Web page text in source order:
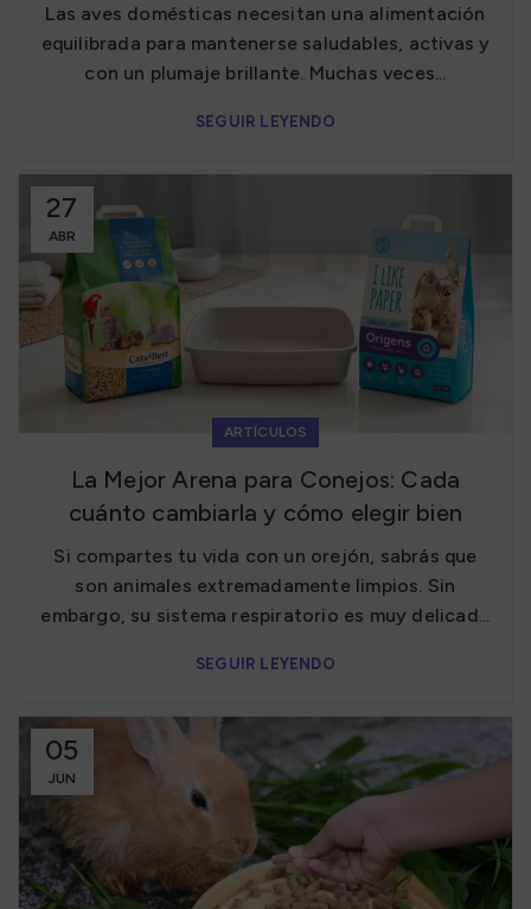
Las aves domésticas necesitan una alimentación
equilibrada para mantenerse saludables, activas y
con un plumaje brillante. Muchas veces...
SEGUIR LEYENDO
27
ABR
ARTÍCULOS
La Mejor Arena para Conejos: Cada
cuánto cambiarla y cómo elegir bien
Si compartes tu vida con un orejón, sabrás que
son animales extremadamente limpios. Sin
embargo, su sistema respiratorio es muy delicad...
SEGUIR LEYENDO
05
JUN